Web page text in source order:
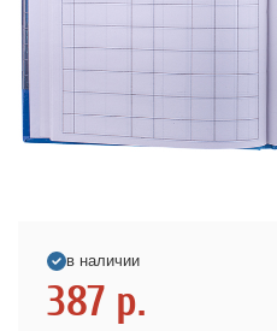
в наличии
387 р.